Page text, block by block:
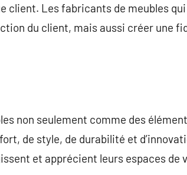
client. Les fabricants de meubles
du client, mais aussi créer une
non seulement comme des
de style, de durabilité et
et apprécient leurs espaces de